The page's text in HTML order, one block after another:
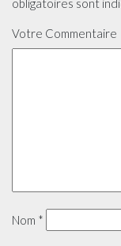
obligatoires sont
Votre Commentaire
Nom *